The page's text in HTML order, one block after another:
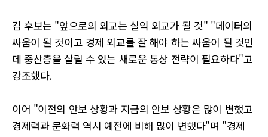
김 후보는 "앞으로의 외교는 실익 외교가 될 것" "데이터의
싸움이 될 것이고 경제 외교를 잘 해야 하는 싸움이 될 것인
데 중산층을 살릴 수 있는 새로운 통상 전략이 필요하다"고
강조했다.
이어 "이전의 안보 상황과 지금의 안보 상황은 많이 변했고
경제력과 문화력 역시 예전에 비해 많이 변했다"며 "경제